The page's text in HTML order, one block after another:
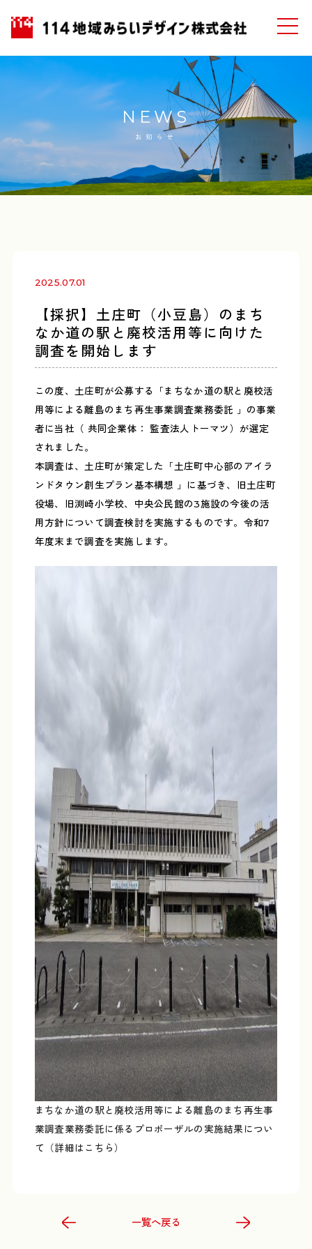
NEWS
お知らせ
2025.07.01
【採択】土庄町（小豆島）のまち
なか道の駅と廃校活用等に向けた
調査を開始します
この度、土庄町が公募する「まちなか道の駅と廃校活
用等による離島のまち再生事業調査業務委託 」の事業
者に当社（ 共同企業体： 監査法人トーマツ）が選定
されました。
本調査は、土庄町が策定した「土庄町中心部のアイラ
ンドタウン創生プラン基本構想 」に基づき、旧土庄町
役場、旧渕崎小学校、中央公民館の3施設の今後の活
用方針について調査検討を実施するものです。令和7
年度末まで調査を実施します。
まちなか道の駅と廃校活用等による離島のまち再生事
業調査業務委託に係るプロポーザルの実施結果につい
て（詳細はこちら）
一覧へ戻る